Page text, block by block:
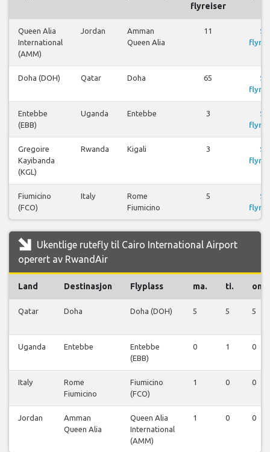
flyreiser
Queen Alia
International
(AMM)
Jordan
Amman
Queen Alia
11
Se
Doha (DOH) Qatar Doha 65
Se
Entebbe
(EBB)
Uganda Entebbe 3
Se
Gregoire
Kayibanda
(KGL)
Rwanda Kigali 3
Se
Fiumicino
(FCO)
Italy
Rome
Fiumicino
5
Se
Ukentlige rutefly til Cairo International Airport
operert av RwandAir
Land Destinasjon Flyplass ma. ti. on.
Qatar Doha Doha (DOH) 5 5 5
Uganda Entebbe
Entebbe
(EBB)
0 1 0
Italy
Rome
Fiumicino
Fiumicino
(FCO)
1 0 0
Jordan
Amman
Queen Alia
Queen Alia
International
(AMM)
1 0 0